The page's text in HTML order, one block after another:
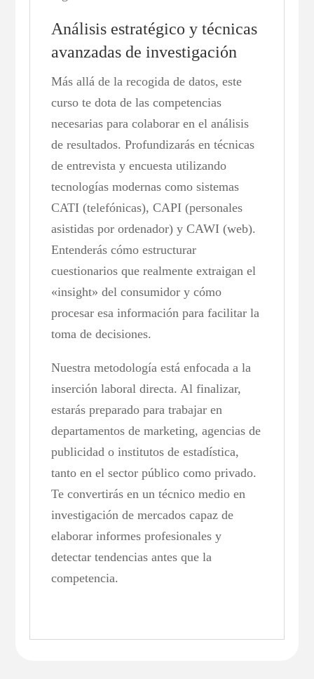
Análisis estratégico y técnicas
avanzadas de investigación
Más allá de la recogida de datos, este
curso te dota de las competencias
necesarias para colaborar en el análisis
de resultados. Profundizarás en técnicas
de entrevista y encuesta utilizando
tecnologías modernas como sistemas
CATI (telefónicas), CAPI (personales
asistidas por ordenador) y CAWI (web).
Entenderás cómo estructurar
cuestionarios que realmente extraigan el
«insight» del consumidor y cómo
procesar esa información para facilitar la
toma de decisiones.
Nuestra metodología está enfocada a la
inserción laboral directa. Al finalizar,
estarás preparado para trabajar en
departamentos de marketing, agencias de
publicidad o institutos de estadística,
tanto en el sector público como privado.
Te convertirás en un técnico medio en
investigación de mercados capaz de
elaborar informes profesionales y
detectar tendencias antes que la
competencia.